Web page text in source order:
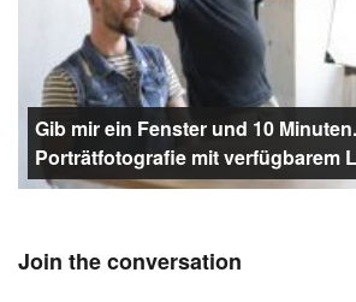
Gib mir ein Fenster und 10 Minuten.
Porträtfotografie mit verfügbarem
Join the conversation